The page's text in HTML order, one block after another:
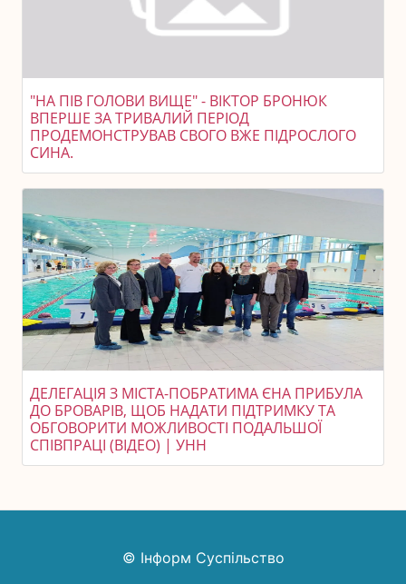
"НА ПІВ ГОЛОВИ ВИЩЕ" - ВІКТОР БРОНЮК
ВПЕРШЕ ЗА ТРИВАЛИЙ ПЕРІОД
ПРОДЕМОНСТРУВАВ СВОГО ВЖЕ ПІДРОСЛОГО
СИНА.
ДЕЛЕГАЦІЯ З МІСТА-ПОБРАТИМА ЄНА ПРИБУЛА
ДО БРОВАРІВ, ЩОБ НАДАТИ ПІДТРИМКУ ТА
ОБГОВОРИТИ МОЖЛИВОСТІ ПОДАЛЬШОЇ
СПІВПРАЦІ (ВІДЕО) | УНН
© Інформ Суспільство